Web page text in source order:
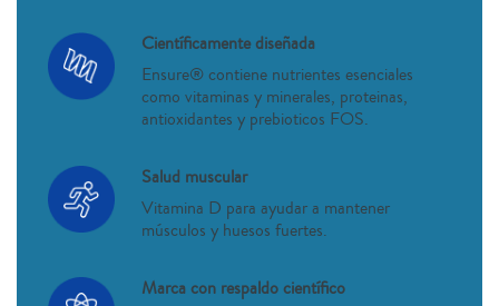
Científicamente diseñada
Ensure® contiene nutrientes esenciales
como vitaminas y minerales, proteinas,
antioxidantes y prebioticos FOS.
Salud muscular
Vitamina D para ayudar a mantener
músculos y huesos fuertes.
Marca con respaldo científico